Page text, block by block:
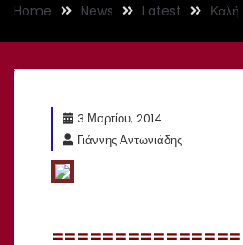
Home News Latest Καλή
3 Μαρτίου, 2014
Γιάννης Αντωνιάδης
===============